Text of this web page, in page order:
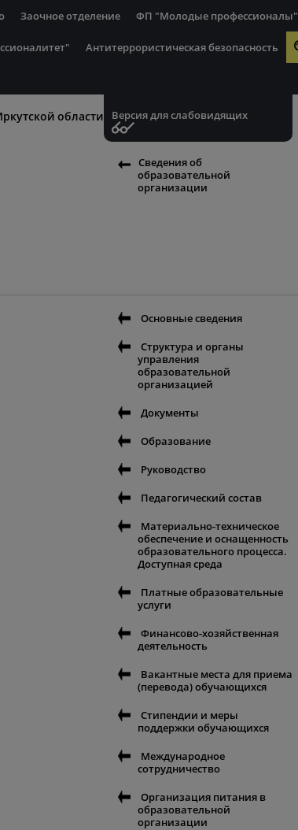
Заочное отделение ФП "Молодые профессионалы"
Антитеррористическая безопасность
области Версия для слабовидящих
Сведения об
образовательной
организации
Основные сведения
Структура и органы
управления
образовательной
организацией
Документы
Образование
Руководство
Педагогический состав
Материально-техническое
обеспечение и оснащенность
образовательного процесса.
Доступная среда
Платные образовательные
услуги
Финансово-хозяйственная
деятельность
Вакантные места для приема
(перевода) обучающихся
Стипендии и меры
поддержки обучающихся
Международное
сотрудничество
Организация питания в
образовательной
организации